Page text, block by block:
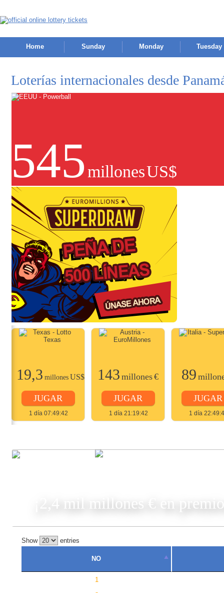
Home Sunday Monday Tuesday
Loterías internacionales desde
545millonesUS$
19,3 millones US$
JUGAR
1 día 07:49:42
143 millones€
JUGAR
1 día 21:19:42
89
JUGAR
1 día
¡2,4 mil millones € en
Show entries
NO
1